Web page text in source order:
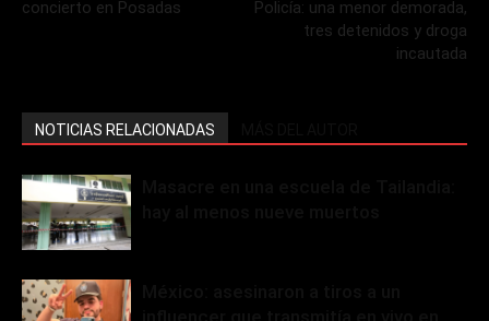
concierto en Posadas
Policía: una menor demorada,
tres detenidos y droga
incautada
NOTICIAS RELACIONADAS